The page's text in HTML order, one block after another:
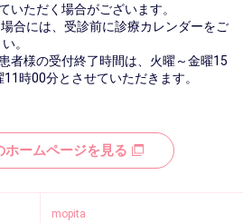
いただく場合がございます。
合には、受診前に診療カレンダーをご
。
者様の受付終了時間は、火曜～金曜15
時00分とさせていただきます。
ホームページを見る
mopita